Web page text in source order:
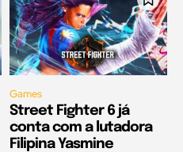
Games
Street Fighter 6 já
conta com a lutadora
Filipina Yasmine